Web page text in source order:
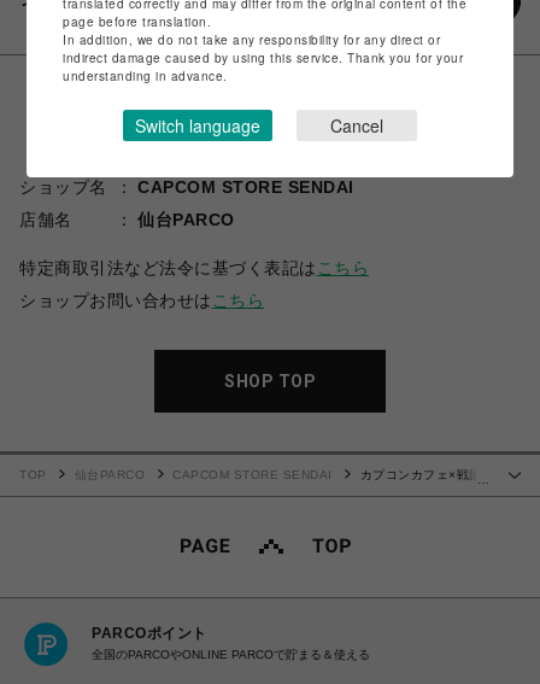
ショップ名
CAPCOM STORE SENDAI
店舗名
仙台PARCO
特定商取引法など法令に基づく表記は こちら
ショップお問い合わせは こちら
SHOP TOP
TOP 仙台PARCO CAPCOM STORE SENDAI
カプコンカフェ×戦国
PARCOポイント
全国のPARCOやONLINE PARCOで貯まる＆使える
page before translation.
In addition, we do not take any responsibility for any direct or
indirect damage caused by using this service. Thank you for your
understanding in advance.
Switch language Cancel